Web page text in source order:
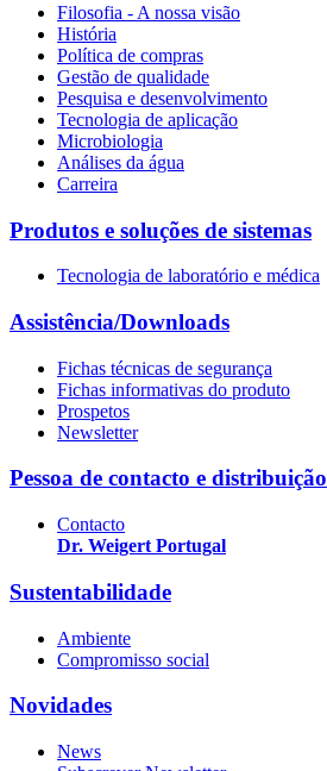
Filosofia - A nossa visão
História
Política de compras
Gestão de qualidade
Pesquisa e desenvolvimento
Tecnologia de aplicação
Microbiologia
Análises da água
Carreira
Produtos e soluções de sistemas
Tecnologia de laboratório e médica
Assistência/Downloads
Fichas técnicas de segurança
Fichas informativas do produto
Prospetos
Newsletter
Pessoa de contacto e distribuição
Contacto
Dr. Weigert Portugal
Sustentabilidade
Ambiente
Compromisso social
Novidades
News